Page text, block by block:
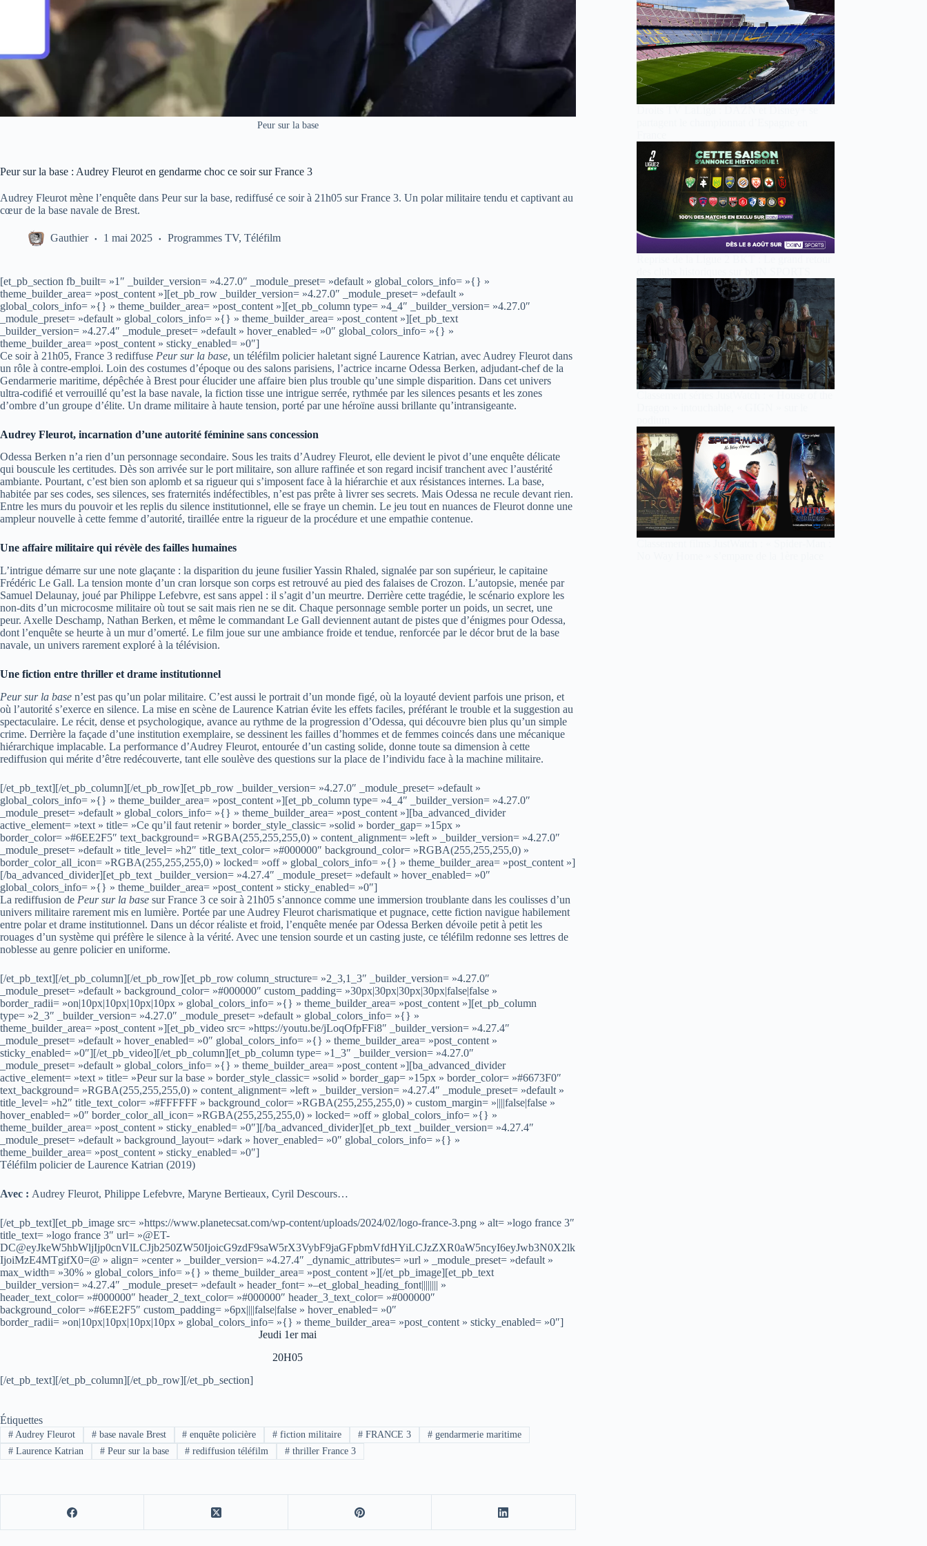
Peur sur la base
Peur sur la base : Audrey Fleurot en gendarme choc ce soir sur France 3
Audrey Fleurot mène l’enquête dans Peur sur la base, rediffusé ce soir à 21h05 sur France 3. Un polar militaire tendu et captivant au
cœur de la base navale de Brest.
Gauthier 1 mai 2025 Programmes TV, Téléfilm
[et_pb_section fb_built= »1″ _builder_version= »4.27.0″ _module_preset= »default » global_colors_info= »{} »
theme_builder_area= »post_content »][et_pb_row _builder_version= »4.27.0″ _module_preset= »default »
global_colors_info= »{} » theme_builder_area= »post_content »][et_pb_column type= »4_4″ _builder_version= »4.27.0″
_module_preset= »default » global_colors_info= »{} » theme_builder_area= »post_content »][et_pb_text
_builder_version= »4.27.4″ _module_preset= »default » hover_enabled= »0″ global_colors_info= »{} »
theme_builder_area= »post_content » sticky_enabled= »0″]
Ce soir à 21h05, France 3 rediffuse Peur sur la base, un téléfilm policier haletant signé Laurence Katrian, avec Audrey Fleurot dans
un rôle à contre-emploi. Loin des costumes d’époque ou des salons parisiens, l’actrice incarne Odessa Berken, adjudant-chef de la
Gendarmerie maritime, dépêchée à Brest pour élucider une affaire bien plus trouble qu’une simple disparition. Dans cet univers
ultra-codifié et verrouillé qu’est la base navale, la fiction tisse une intrigue serrée, rythmée par les silences pesants et les zones
d’ombre d’un groupe d’élite. Un drame militaire à haute tension, porté par une héroïne aussi brillante qu’intransigeante.
Audrey Fleurot, incarnation d’une autorité féminine sans concession
Odessa Berken n’a rien d’un personnage secondaire. Sous les traits d’Audrey Fleurot, elle devient le pivot d’une enquête délicate
qui bouscule les certitudes. Dès son arrivée sur le port militaire, son allure raffinée et son regard incisif tranchent avec l’austérité
ambiante. Pourtant, c’est bien son aplomb et sa rigueur qui s’imposent face à la hiérarchie et aux résistances internes. La base,
habitée par ses codes, ses silences, ses fraternités indéfectibles, n’est pas prête à livrer ses secrets. Mais Odessa ne recule devant rien.
Entre les murs du pouvoir et les replis du silence institutionnel, elle se fraye un chemin. Le jeu tout en nuances de Fleurot donne une
ampleur nouvelle à cette femme d’autorité, tiraillée entre la rigueur de la procédure et une empathie contenue.
Une affaire militaire qui révèle des failles humaines
L’intrigue démarre sur une note glaçante : la disparition du jeune fusilier Yassin Rhaled, signalée par son supérieur, le capitaine
Frédéric Le Gall. La tension monte d’un cran lorsque son corps est retrouvé au pied des falaises de Crozon. L’autopsie, menée par
Samuel Delaunay, joué par Philippe Lefebvre, est sans appel : il s’agit d’un meurtre. Derrière cette tragédie, le scénario explore les
non-dits d’un microcosme militaire où tout se sait mais rien ne se dit. Chaque personnage semble porter un poids, un secret, une
peur. Axelle Deschamp, Nathan Berken, et même le commandant Le Gall deviennent autant de pistes que d’énigmes pour Odessa,
dont l’enquête se heurte à un mur d’omerté. Le film joue sur une ambiance froide et tendue, renforcée par le décor brut de la base
navale, un univers rarement exploré à la télévision.
Une fiction entre thriller et drame institutionnel
Peur sur la base n’est pas qu’un polar militaire. C’est aussi le portrait d’un monde figé, où la loyauté devient parfois une prison, et
où l’autorité s’exerce en silence. La mise en scène de Laurence Katrian évite les effets faciles, préférant le trouble et la suggestion au
spectaculaire. Le récit, dense et psychologique, avance au rythme de la progression d’Odessa, qui découvre bien plus qu’un simple
crime. Derrière la façade d’une institution exemplaire, se dessinent les failles d’hommes et de femmes coincés dans une mécanique
hiérarchique implacable. La performance d’Audrey Fleurot, entourée d’un casting solide, donne toute sa dimension à cette
rediffusion qui mérite d’être redécouverte, tant elle soulève des questions sur la place de l’individu face à la machine militaire.
[/et_pb_text][/et_pb_column][/et_pb_row][et_pb_row _builder_version= »4.27.0″ _module_preset= »default »
global_colors_info= »{} » theme_builder_area= »post_content »][et_pb_column type= »4_4″ _builder_version= »4.27.0″
_module_preset= »default » global_colors_info= »{} » theme_builder_area= »post_content »][ba_advanced_divider
active_element= »text » title= »Ce qu’il faut retenir » border_style_classic= »solid » border_gap= »15px »
border_color= »#6EE2F5″ text_background= »RGBA(255,255,255,0) » content_alignment= »left » _builder_version= »4.27.0″
_module_preset= »default » title_level= »h2″ title_text_color= »#000000″ background_color= »RGBA(255,255,255,0) »
border_color_all_icon= »RGBA(255,255,255,0) » locked= »off » global_colors_info= »{} » theme_builder_area= »post_content »]
[/ba_advanced_divider][et_pb_text _builder_version= »4.27.4″ _module_preset= »default » hover_enabled= »0″
global_colors_info= »{} » theme_builder_area= »post_content » sticky_enabled= »0″]
La rediffusion de Peur sur la base sur France 3 ce soir à 21h05 s’annonce comme une immersion troublante dans les coulisses d’un
univers militaire rarement mis en lumière. Portée par une Audrey Fleurot charismatique et pugnace, cette fiction navigue habilement
entre polar et drame institutionnel. Dans un décor réaliste et froid, l’enquête menée par Odessa Berken dévoile petit à petit les
rouages d’un système qui préfère le silence à la vérité. Avec une tension sourde et un casting juste, ce téléfilm redonne ses lettres de
noblesse au genre policier en uniforme.
[/et_pb_text][/et_pb_column][/et_pb_row][et_pb_row column_structure= »2_3,1_3″ _builder_version= »4.27.0″
_module_preset= »default » background_color= »#000000″ custom_padding= »30px|30px|30px|30px|false|false »
border_radii= »on|10px|10px|10px|10px » global_colors_info= »{} » theme_builder_area= »post_content »][et_pb_column
type= »2_3″ _builder_version= »4.27.0″ _module_preset= »default » global_colors_info= »{} »
theme_builder_area= »post_content »][et_pb_video src= »https://youtu.be/jLoqOfpFFi8″ _builder_version= »4.27.4″
_module_preset= »default » hover_enabled= »0″ global_colors_info= »{} » theme_builder_area= »post_content »
sticky_enabled= »0″][/et_pb_video][/et_pb_column][et_pb_column type= »1_3″ _builder_version= »4.27.0″
_module_preset= »default » global_colors_info= »{} » theme_builder_area= »post_content »][ba_advanced_divider
active_element= »text » title= »Peur sur la base » border_style_classic= »solid » border_gap= »15px » border_color= »#6673F0″
text_background= »RGBA(255,255,255,0) » content_alignment= »left » _builder_version= »4.27.4″ _module_preset= »default »
title_level= »h2″ title_text_color= »#FFFFFF » background_color= »RGBA(255,255,255,0) » custom_margin= »||||false|false »
hover_enabled= »0″ border_color_all_icon= »RGBA(255,255,255,0) » locked= »off » global_colors_info= »{} »
theme_builder_area= »post_content » sticky_enabled= »0″][/ba_advanced_divider][et_pb_text _builder_version= »4.27.4″
_module_preset= »default » background_layout= »dark » hover_enabled= »0″ global_colors_info= »{} »
theme_builder_area= »post_content » sticky_enabled= »0″]
Téléfilm policier de Laurence Katrian (2019)
Avec : Audrey Fleurot, Philippe Lefebvre, Maryne Bertieaux, Cyril Descours…
[/et_pb_text][et_pb_image src= »https://www.planetecsat.com/wp-content/uploads/2024/02/logo-france-3.png » alt= »logo france 3″
title_text= »logo france 3″ url= »@ET-
DC@eyJkeW5hbWljIjp0cnVlLCJjb250ZW50IjoicG9zdF9saW5rX3VybF9jaGFpbmVfdHYiLCJzZXR0aW5ncyI6eyJwb3N0X2lk
IjoiMzE4MTgifX0=@ » align= »center » _builder_version= »4.27.4″ _dynamic_attributes= »url » _module_preset= »default »
max_width= »30% » global_colors_info= »{} » theme_builder_area= »post_content »][/et_pb_image][et_pb_text
_builder_version= »4.27.4″ _module_preset= »default » header_font= »–et_global_heading_font|||||||| »
header_text_color= »#000000″ header_2_text_color= »#000000″ header_3_text_color= »#000000″
background_color= »#6EE2F5″ custom_padding= »6px||||false|false » hover_enabled= »0″
border_radii= »on|10px|10px|10px|10px » global_colors_info= »{} » theme_builder_area= »post_content » sticky_enabled= »0″]
Jeudi 1er mai
20H05
[/et_pb_text][/et_pb_column][/et_pb_row][/et_pb_section]
Étiquettes
#Audrey Fleurot #base navale Brest # enquête policière # fiction militaire # FRANCE 3 #gendarmerie maritime
#Laurence Katrian #Peur sur la base # rediffusion téléfilm # thriller France 3